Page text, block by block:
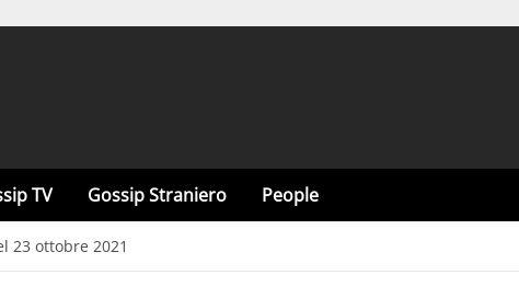
TV Gossip Straniero People
23 ottobre 2021